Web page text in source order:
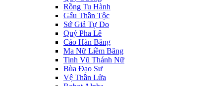
Rồng Tu Hành
Gấu Thần Tộc
Sứ Giả Tự Do
Quỷ Pha Lê
Cáo Hàn Băng
Ma Nữ Liềm Băng
Tinh Vũ Thánh Nữ
Bùa Đạo Sư
Vệ Thần Lửa